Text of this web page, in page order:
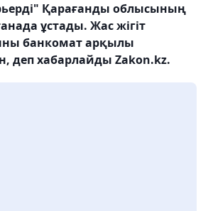
Қарағанды ​​облысының
ұстады. Жас жігіт
банкомат арқылы
деп хабарлайды Zakon.kz.